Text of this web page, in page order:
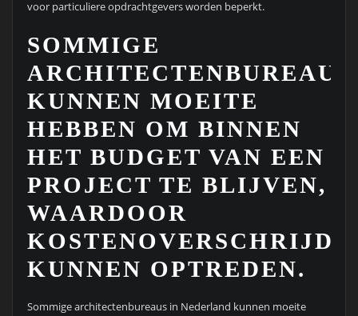
voor particuliere opdrachtgevers worden beperkt.
SOMMIGE
ARCHITECTENBUREAUS
KUNNEN MOEITE
HEBBEN OM BINNEN
HET BUDGET VAN EEN
PROJECT TE BLIJVEN,
WAARDOOR
KUNNEN OPTREDEN.
Sommige architectenbureaus in Nederland kunnen moeite